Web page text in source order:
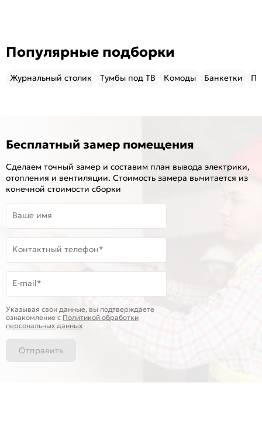
Популярные подборки
Журнальный столик Тумбы под ТВ Комоды Банкетки
Бесплатный замер помещения
Сделаем точный замер и составим план вывода электрики,
отопления и вентиляции. Стоимость замера вычитается из
конечной стоимости сборки
Ваше имя
Контактный телефон*
E-mail*
Указывая свои данные, вы подтверждаете
ознакомление c Политикой обработки
персональных данных
Отправить